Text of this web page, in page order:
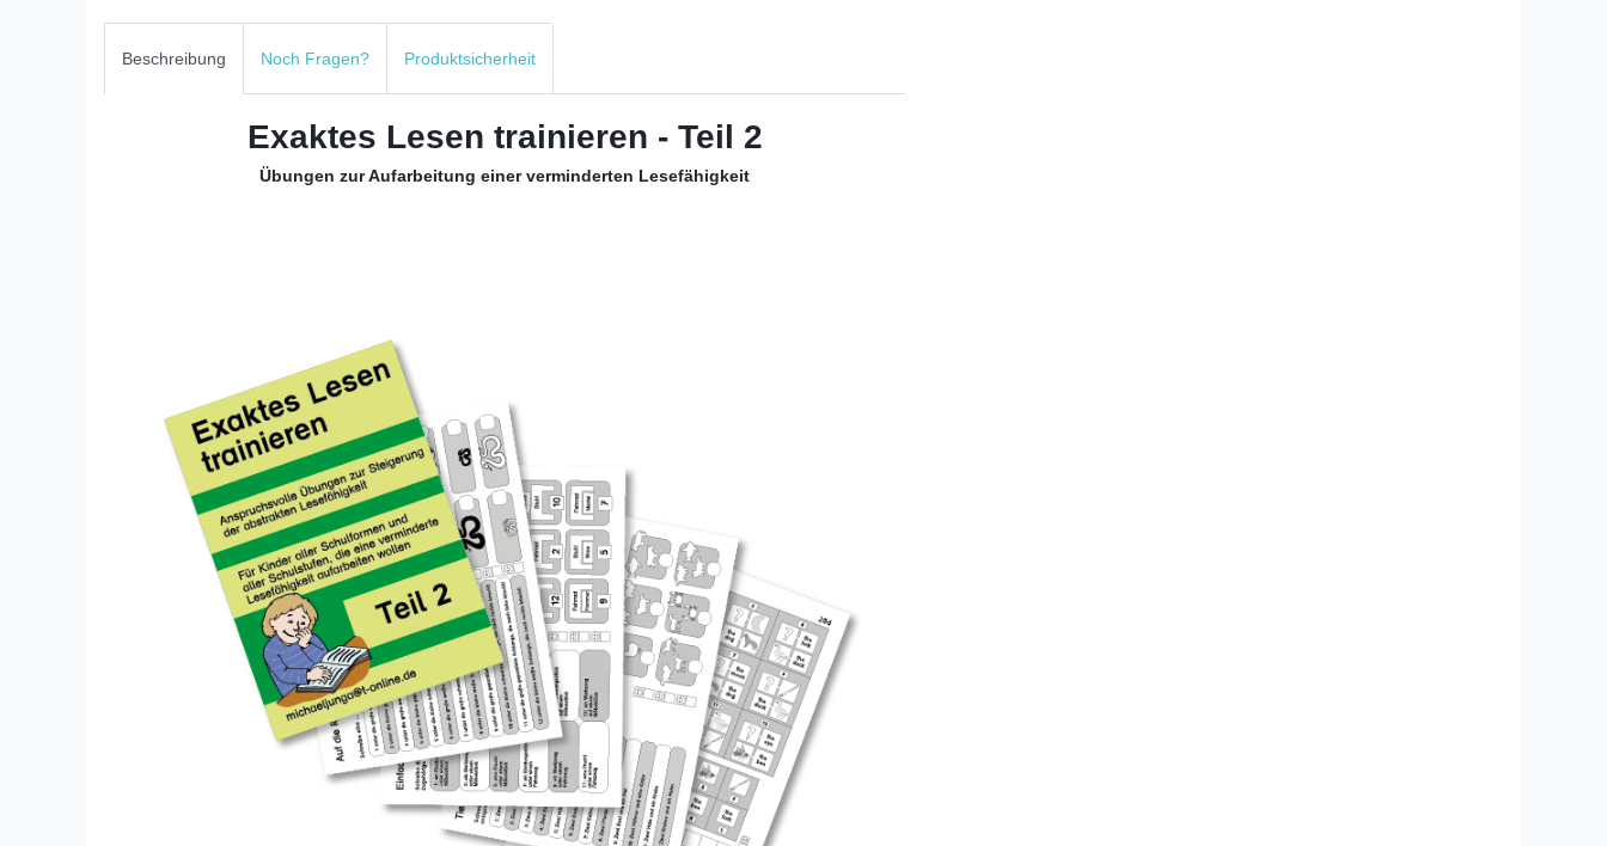
Beschreibung Noch Fragen? Produktsicherheit
Exaktes Lesen trainieren - Teil 2
Übungen zur Aufarbeitung einer verminderten Lesefähigkeit